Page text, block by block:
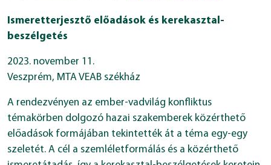
Ismeretterjesztő előadások és kerekasztal-
beszélgetés
2023. november 11.
Veszprém, MTA VEAB székház
A rendezvényen az ember-vadvilág konfliktus
témakörben dolgozó hazai szakemberek közérthető
előadások formájában tekintették át a téma egy-egy
szeletét. A cél a szemléletformálás és a közérthető